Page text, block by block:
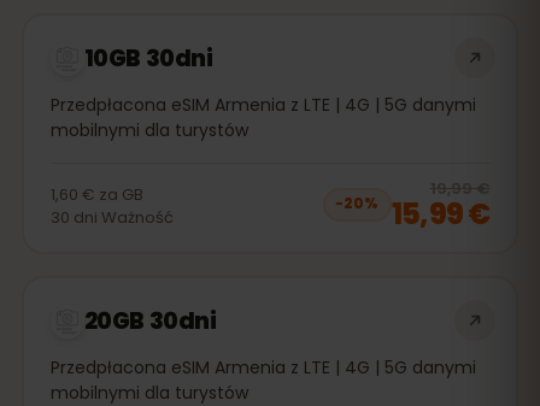
10GB 30dni
Przedpłacona eSIM Armenia z LTE | 4G | 5G danymi
mobilnymi dla turystów
1,60 € za GB
30 dni Ważność
−20%
19,99 €
15,99 €
20GB 30dni
Przedpłacona eSIM Armenia z LTE | 4G | 5G danymi
mobilnymi dla turystów